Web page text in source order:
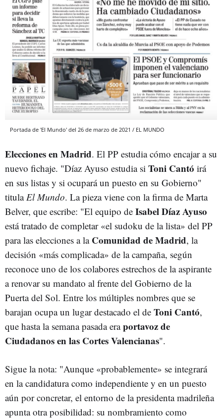
Portada de 'El Mundo' del 26 de marzo de 2021 / EL MUNDO
Elecciones en Madrid. El PP estudia cómo encajar a su
nuevo fichaje. "Díaz Ayuso estudia si Toni Cantó irá
en sus listas y si ocupará un puesto en su Gobierno"
titulaEl Mundo. La pieza viene con la firma de Marta
Belver, que escribe: "El equipo de Isabel Díaz Ayuso
está tratado de completar «el sudoku de la lista» del PP
para las elecciones a la Comunidad de Madrid, la
decisión «más complicada» de la campaña, según
reconoce uno de los colabores estrechos de la aspirante
a renovar su mandato al frente del Gobierno de la
Puerta del Sol. Entre los múltiples nombres que se
barajan ocupa un lugar destacado el de Toni Cantó,
que hasta la semana pasada eraportavoz de
Ciudadanos en las Cortes Valencianas".
Sigue la nota: "Aunque «probablemente» se integrará
en la candidatura como independiente y en un puesto
aún por concretar, el entorno de la presidenta madrileña
apunta otra posibilidad: su nombramiento como